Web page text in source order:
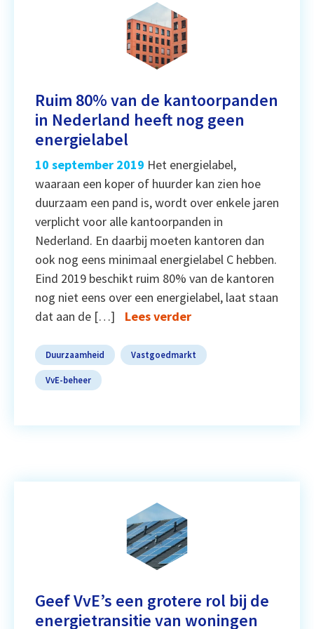
Ruim 80% van de kantoorpanden
in Nederland heeft nog geen
energielabel
10 september 2019 Het energielabel,
waaraan een koper of huurder kan zien hoe
duurzaam een pand is, wordt over enkele jaren
verplicht voor alle kantoorpanden in
Nederland. En daarbij moeten kantoren dan
ook nog eens minimaal energielabel C hebben.
Eind 2019 beschikt ruim 80% van de kantoren
nog niet eens over een energielabel, laat staan
dat aan de […]
Lees verder
Duurzaamheid Vastgoedmarkt
VvE-beheer
Geef VvE’s een grotere rol bij de
energietransitie van woningen